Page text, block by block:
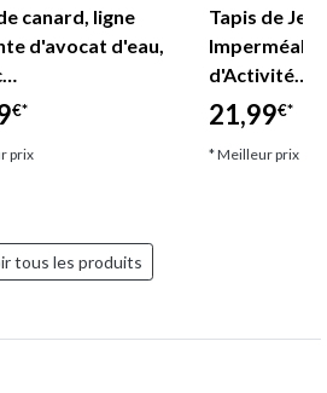
canard, ligne
d'avocat d'eau,
€*
prix
Tapis de Jeu
d'Activité…
21,99€*
* Meilleur prix
tous les produits